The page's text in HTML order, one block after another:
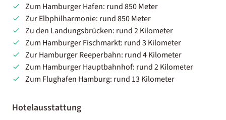
Zum Hamburger Hafen: rund 850 Meter
Zur Elbphilharmonie: rund 850 Meter
Zu den Landungsbrücken: rund 2 Kilometer
Zum Hamburger Fischmarkt: rund 3 Kilometer
Zur Hamburger Reeperbahn: rund 4 Kilometer
Zum Hamburger Hauptbahnhof: rund 2 Kilometer
Zum Flughafen Hamburg: rund 13 Kilometer
Hotelausstattung